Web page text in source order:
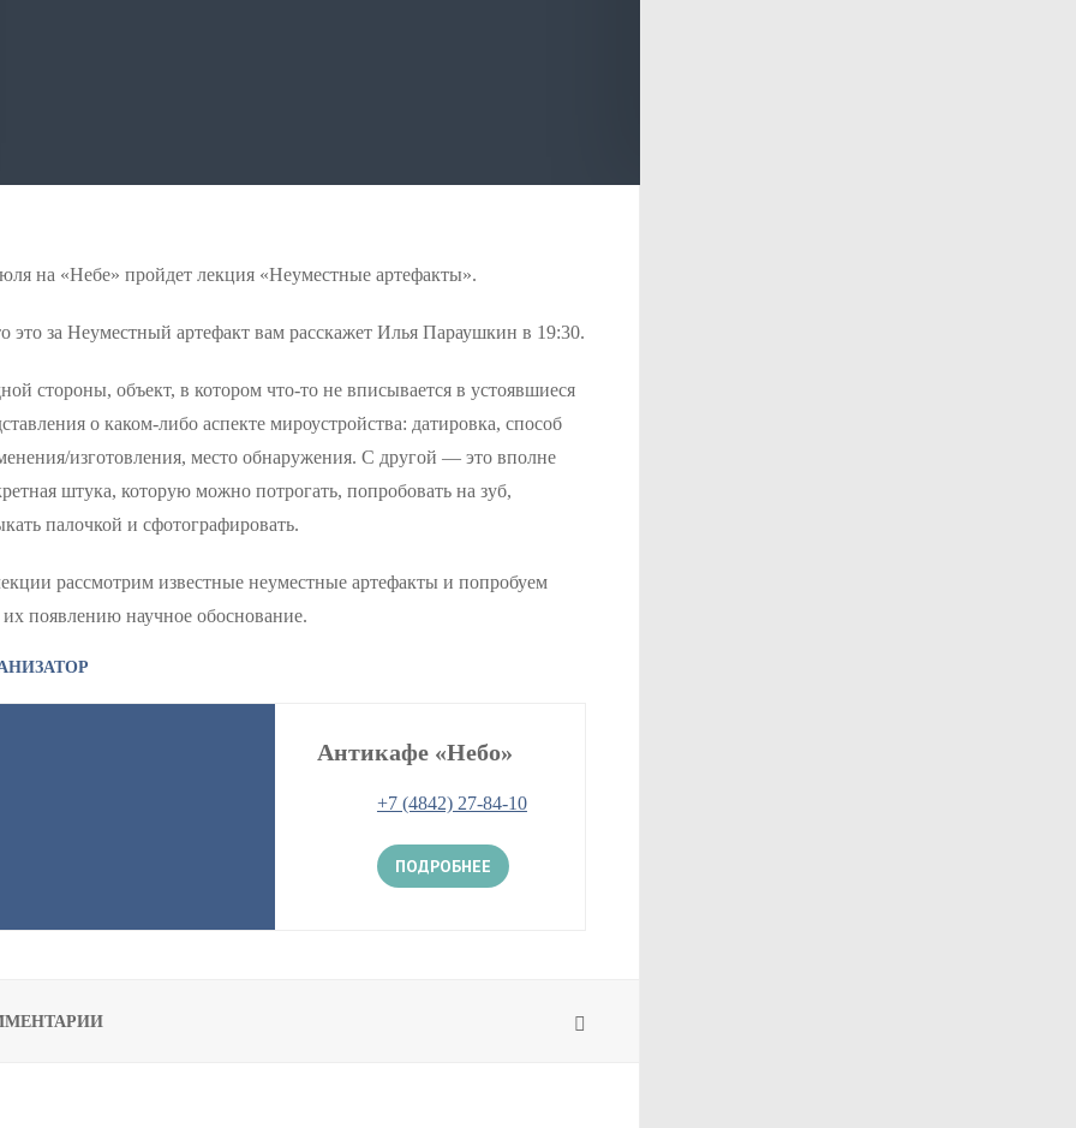
на «Небе» пройдет лекция «Неуместные артефакты».
это за Неуместный артефакт вам расскажет Илья Параушкин в 19:30.
стороны, объект, в котором что-то не вписывается в устоявшиеся
о каком-либо аспекте мироустройства: датировка, способ
изготовления, место обнаружения. С другой — это вполне
штука, которую можно потрогать, попробовать на зуб,
палочкой и сфотографировать.
рассмотрим известные неуместные артефакты и попробуем
их появлению научное обоснование.
Антикафе «Небо»
+7 (4842) 27-84-10
ПОДРОБНЕЕ